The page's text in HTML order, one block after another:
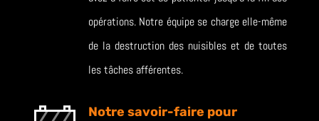
opérations. Notre équipe se charge elle-même
de la destruction des nuisibles et de toutes
les tâches afférentes.
Notre savoir-faire pour